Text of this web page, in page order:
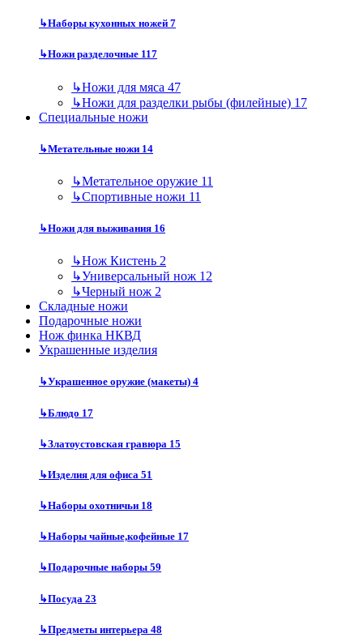
↳Наборы кухонных ножей 7
↳Ножи разделочные 117
↳Ножи для мяса 47
↳Ножи для разделки рыбы (филейные) 17
Специальные ножи
↳Метательные ножи 14
↳Метательное оружие 11
↳Спортивные ножи 11
↳Ножи для выживания 16
↳Нож Кистень 2
↳Универсальный нож 12
↳Черный нож 2
Складные ножи
Подарочные ножи
Нож финка НКВД
Украшенные изделия
↳Украшенное оружие (макеты) 4
↳Блюдо 17
↳Златоустовская гравюра 15
↳Изделия для офиса 51
↳Наборы охотничьи 18
↳Наборы чайные,кофейные 17
↳Подарочные наборы 59
↳Посуда 23
↳Предметы интерьера 48